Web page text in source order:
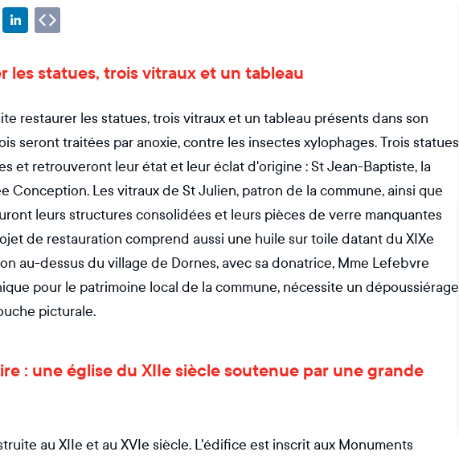
les statues, trois vitraux et un tableau
restaurer les statues, trois vitraux et un tableau présents dans son
seront traitées par anoxie, contre les insectes xylophages. Trois statues
et retrouveront leur état et leur éclat d'origine : St Jean-Baptiste, la
Conception. Les vitraux de St Julien, patron de la commune, ainsi que
leurs structures consolidées et leurs pièces de verre manquantes
de restauration comprend aussi une huile sur toile datant du XIXe
au-dessus du village de Dornes, avec sa donatrice, Mme Lefebvre
pour le patrimoine local de la commune, nécessite un dépoussiérage
picturale.
: une église du XIIe siècle soutenue par une grande
au XIIe et au XVIe siècle. L'édifice est inscrit aux Monuments